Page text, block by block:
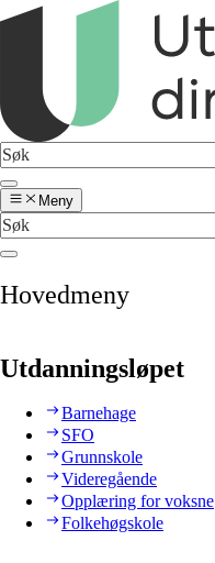
Meny
Hovedmeny
Utdanningsløpet
Barnehage
SFO
Grunnskole
Videregående
Opplæring for voksne
Folkehøgskole